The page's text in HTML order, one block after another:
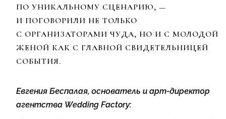
ПО УНИКАЛЬНОМУ СЦЕНАРИЮ, —
И ПОГОВОРИЛИ НЕ ТОЛЬКО
С ОРГАНИЗАТОРАМИ ЧУДА, НО И С МОЛОДОЙ
ЖЕНОЙ КАК С ГЛАВНОЙ СВИДЕТЕЛЬНИЦЕЙ
СОБЫТИЯ.
Евгения Беспалая, основатель и арт-директор
агентства Wedding Factory: